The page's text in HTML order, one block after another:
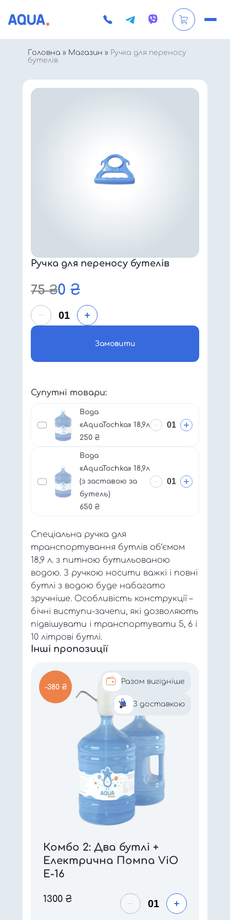
Головна » Магазин » Ручка для переносу
бутелів
Ручка для переносу бутелів
75₴0 ₴
Замовити
Супутні товари:
Вода
«AquaTochka» 18,9л
250 ₴
Вода
«AquaTochka» 18,9л
(з заставою за
бутель)
650 ₴
Спеціальна ручка для
транспортування бутлів об’ємом
18,9 л. з питною бутильованою
водою. З ручкою носити важкі і повні
бутлі з водою буде набагато
зручніше. Особливість конструкції –
бічні виступи-зачепи, які дозволяють
підвішувати і транспортувати 5, 6 і
10 літрові бутлі.
Інші пропозиції
-380 ₴
Разом вигідніше
З доставкою
Комбо 2: Два бутлі +
Електрична Помпа ViO
E-16
1300 ₴